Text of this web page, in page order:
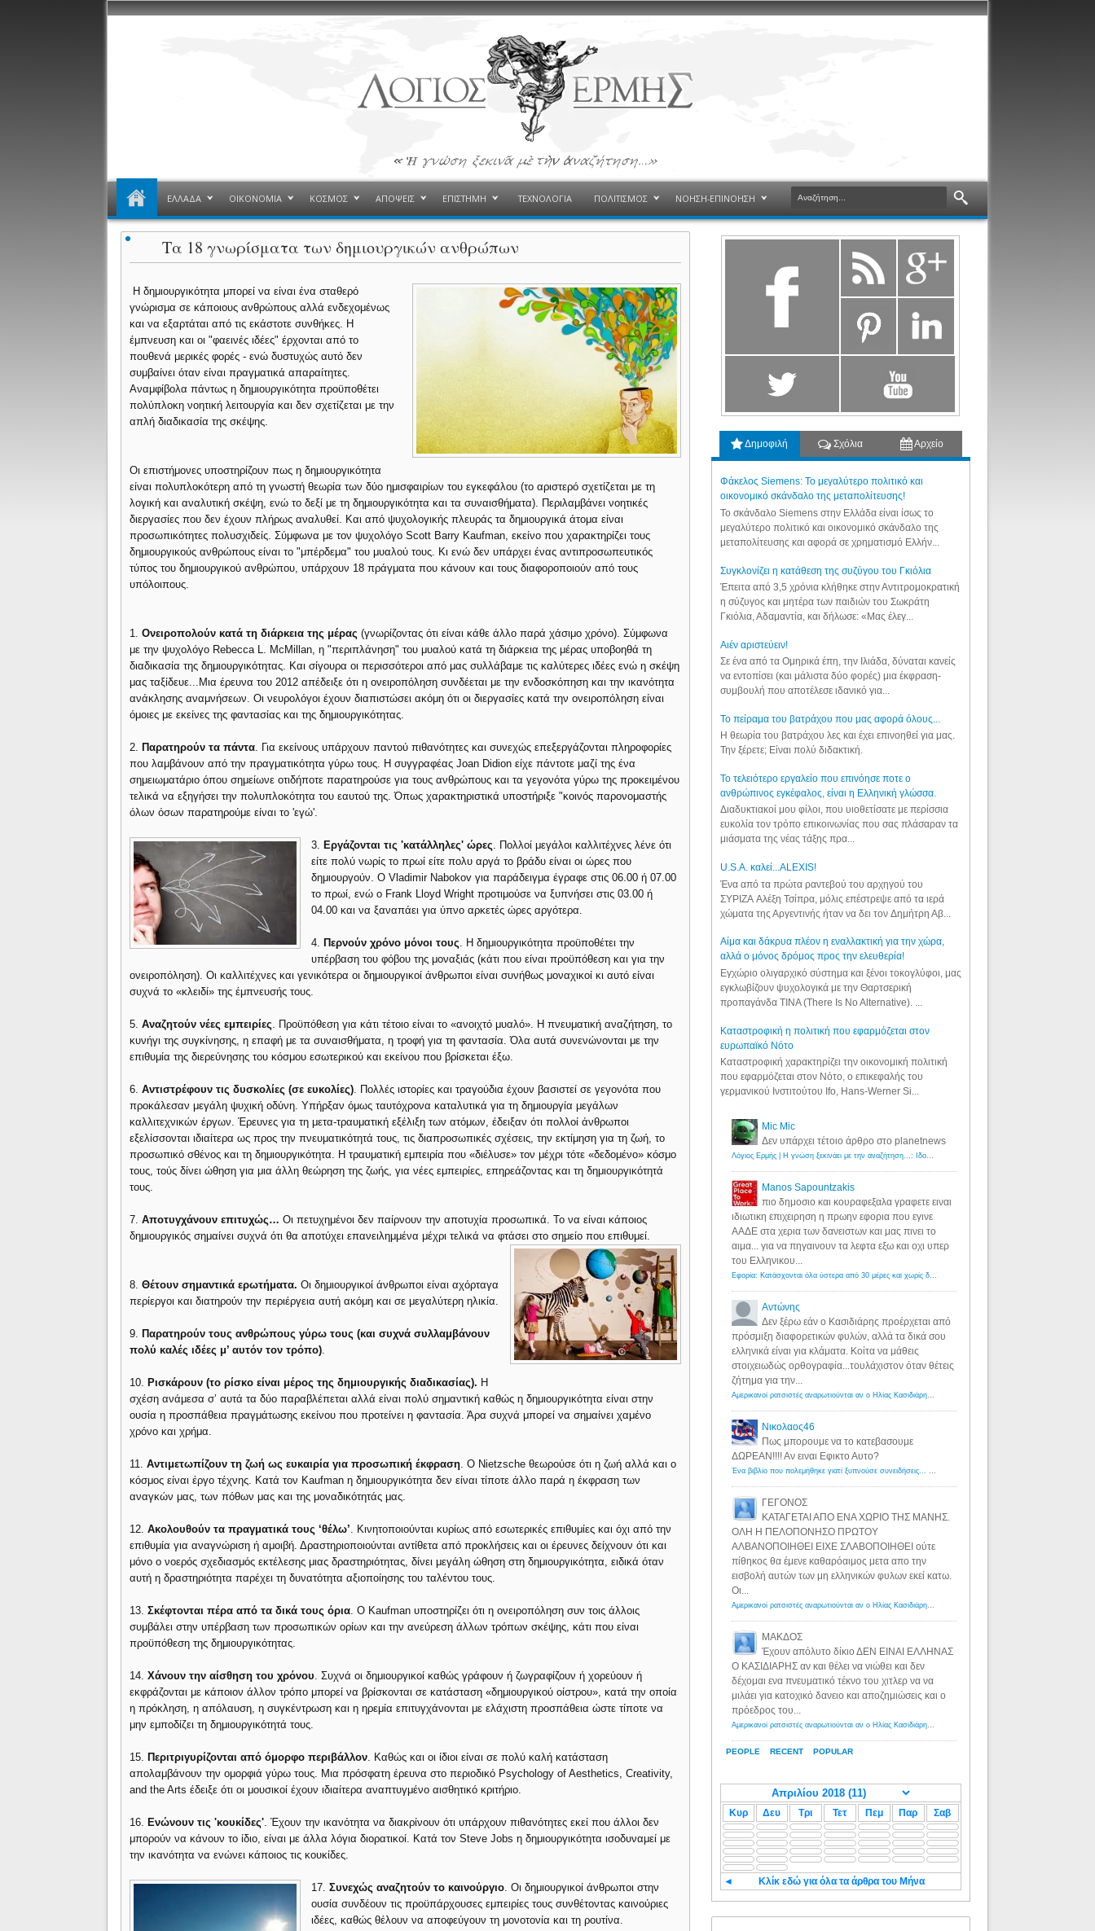
ΕΛΛΑΔΑ ΟΙΚΟΝΟΜΙΑ ΚΟΣΜΟΣ ΑΠΟΨΕΙΣ ΕΠΙΣΤΗΜΗ ΤΕΧΝΟΛΟΓΙΑ ΠΟΛΙΤΙΣΜΟΣ ΝΟΗΣΗ-ΕΠΙΝΟΗΣΗ
Τα 18 γνωρίσματα των δημιουργικών ανθρώπων
Η δημιουργικότητα μπορεί να είναι ένα σταθερό
γνώρισμα σε κάποιους ανθρώπους αλλά ενδεχομένως
και να εξαρτάται από τις εκάστοτε συνθήκες. Η
έμπνευση και οι "φαεινές ιδέες" έρχονται από το
πουθενά μερικές φορές - ενώ δυστυχώς αυτό δεν
συμβαίνει όταν είναι πραγματικά απαραίτητες.
Αναμφίβολα πάντως η δημιουργικότητα προϋποθέτει
πολύπλοκη νοητική λειτουργία και δεν σχετίζεται με την
απλή διαδικασία της σκέψης.
Οι επιστήμονες υποστηρίζουν πως η δημιουργικότητα
είναι πολυπλοκότερη από τη γνωστή θεωρία των δύο ημισφαιρίων του εγκεφάλου (το αριστερό σχετίζεται με τη
λογική και αναλυτική σκέψη, ενώ το δεξί με τη δημιουργικότητα και τα συναισθήματα). Περιλαμβάνει νοητικές
διεργασίες που δεν έχουν πλήρως αναλυθεί. Και από ψυχολογικής πλευράς τα δημιουργικά άτομα είναι
προσωπικότητες πολυσχιδείς. Σύμφωνα με τον ψυχολόγο Scott Barry Kaufman, εκείνο που χαρακτηρίζει τους
δημιουργικούς ανθρώπους είναι το "μπέρδεμα" του μυαλού τους. Κι ενώ δεν υπάρχει ένας αντιπροσωπευτικός
τύπος του δημιουργικού ανθρώπου, υπάρχουν 18 πράγματα που κάνουν και τους διαφοροποιούν από τους
υπόλοιπους.
1.Ονειροπολούν κατά τη διάρκεια της μέρας (γνωρίζοντας ότι είναι κάθε άλλο παρά χάσιμο χρόνο). Σύμφωνα
με την ψυχολόγο Rebecca L. McMillan, η "περιπλάνηση" του μυαλού κατά τη διάρκεια της μέρας υποβοηθά τη
διαδικασία της δημιουργικότητας. Και σίγουρα οι περισσότεροι από μας συλλάβαμε τις καλύτερες ιδέες ενώ η σκέψη
μας ταξίδευε...Μια έρευνα του 2012 απέδειξε ότι η ονειροπόληση συνδέεται με την ενδοσκόπηση και την ικανότητα
ανάκλησης αναμνήσεων. Οι νευρολόγοι έχουν διαπιστώσει ακόμη ότι οι διεργασίες κατά την ονειροπόληση είναι
όμοιες με εκείνες της φαντασίας και της δημιουργικότητας.
2. Παρατηρούν τα πάντα. Για εκείνους υπάρχουν παντού πιθανότητες και συνεχώς επεξεργάζονται πληροφορίες
που λαμβάνουν από την πραγματικότητα γύρω τους. Η συγγραφέας Joan Didion είχε πάντοτε μαζί της ένα
σημειωματάριο όπου σημείωνε οτιδήποτε παρατηρούσε για τους ανθρώπους και τα γεγονότα γύρω της προκειμένου
τελικά να εξηγήσει την πολυπλοκότητα του εαυτού της. Όπως χαρακτηριστικά υποστήριξε "κοινός παρονομαστής
όλων όσων παρατηρούμε είναι το 'εγώ'.
3. Εργάζονται τις 'κατάλληλες' ώρες. Πολλοί μεγάλοι καλλιτέχνες λένε ότι
είτε πολύ νωρίς το πρωί είτε πολυ αργά το βράδυ είναι οι ώρες που
δημιουργούν. Ο Vladimir Nabokov για παράδειγμα έγραφε στις 06.00 ή 07.00
το πρωί, ενώ ο Frank Lloyd Wright προτιμούσε να ξυπνήσει στις 03.00 ή
04.00 και να ξαναπάει για ύπνο αρκετές ώρες αργότερα.
4. Περνούν χρόνο μόνοι τους. Η δημιουργικότητα προϋποθέτει την
υπέρβαση του φόβου της μοναξιάς (κάτι που είναι προϋπόθεση και για την
ονειροπόληση). Οι καλλιτέχνες και γενικότερα οι δημιουργικοί άνθρωποι είναι συνήθως μοναχικοί κι αυτό είναι
συχνά το «κλειδί» της έμπνευσής τους.
5.Αναζητούν νέες εμπειρίες. Προϋπόθεση για κάτι τέτοιο είναι το «ανοιχτό μυαλό». Η πνευματική αναζήτηση, το
κυνήγι της συγκίνησης, η επαφή με τα συναισθήματα, η τροφή για τη φαντασία. Όλα αυτά συνενώνονται με την
επιθυμία της διερεύνησης του κόσμου εσωτερικού και εκείνου που βρίσκεται έξω.
6. Αντιστρέφουν τις δυσκολίες (σε ευκολίες). Πολλές ιστορίες και τραγούδια έχουν βασιστεί σε γεγονότα που
προκάλεσαν μεγάλη ψυχική οδύνη. Υπήρξαν όμως ταυτόχρονα καταλυτικά για τη δημιουργία μεγάλων
καλλιτεχνικών έργων. Έρευνες για τη μετα-τραυματική εξέλιξη των ατόμων, έδειξαν ότι πολλοί άνθρωποι
εξελίσσονται ιδιαίτερα ως προς την πνευματικότητά τους, τις διαπροσωπικές σχέσεις, την εκτίμηση για τη ζωή, το
προσωπικό σθένος και τη δημιουργικότητα. Η τραυματική εμπειρία που «διέλυσε» τον μέχρι τότε «δεδομένο» κόσμο
τους, τούς δίνει ώθηση για μια άλλη θεώρηση της ζωής, για νέες εμπειρίες, επηρεάζοντας και τη δημιουργικότητά
τους.
7.Αποτυγχάνουν επιτυχώς… Οι πετυχημένοι δεν παίρνουν την αποτυχία προσωπικά. Το να είναι κάποιος
δημιουργικός σημαίνει συχνά ότι θα αποτύχει επανειλημμένα μέχρι τελικά να φτάσει στο σημείο που επιθυμεί.
8.Θέτουν σημαντικά ερωτήματα. Οι δημιουργικοί άνθρωποι είναι αχόρταγα
περίεργοι και διατηρούν την περιέργεια αυτή ακόμη και σε μεγαλύτερη ηλικία.
9. Παρατηρούν τους ανθρώπους γύρω τους (και συχνά συλλαμβάνουν
πολύ καλές ιδέες μ’ αυτόν τον τρόπο).
10. Ρισκάρουν (το ρίσκο είναι μέρος της δημιουργικής διαδικασίας). Η
σχέση ανάμεσα σ’ αυτά τα δύο παραβλέπεται αλλά είναι πολύ σημαντική καθώς η δημιουργικότητα είναι στην
ουσία η προσπάθεια πραγμάτωσης εκείνου που προτείνει η φαντασία. Άρα συχνά μπορεί να σημαίνει χαμένο
χρόνο και χρήμα.
11.Αντιμετωπίζουν τη ζωή ως ευκαιρία για προσωπική έκφραση. Ο Nietzsche θεωρούσε ότι η ζωή αλλά και ο
κόσμος είναι έργο τέχνης. Κατά τον Kaufman η δημιουργικότητα δεν είναι τίποτε άλλο παρά η έκφραση των
αναγκών μας, των πόθων μας και της μοναδικότητάς μας.
12.Ακολουθούν τα πραγματικά τους ‘θέλω’. Κινητοποιούνται κυρίως από εσωτερικές επιθυμίες και όχι από την
επιθυμία για αναγνώριση ή αμοιβή. Δραστηριοποιούνται αντίθετα από προκλήσεις και οι έρευνες δείχνουν ότι και
μόνο ο νοερός σχεδιασμός εκτέλεσης μιας δραστηριότητας, δίνει μεγάλη ώθηση στη δημιουργικότητα, ειδικά όταν
αυτή η δραστηριότητα παρέχει τη δυνατότητα αξιοποίησης του ταλέντου τους.
13.Σκέφτονται πέρα από τα δικά τους όρια. Ο Kaufman υποστηρίζει ότι η ονειροπόληση συν τοις άλλοις
συμβάλει στην υπέρβαση των προσωπικών ορίων και την ανεύρεση άλλων τρόπων σκέψης, κάτι που είναι
προϋπόθεση της δημιουργικότητας.
14.Χάνουν την αίσθηση του χρόνου. Συχνά οι δημιουργικοί καθώς γράφουν ή ζωγραφίζουν ή χορεύουν ή
εκφράζονται με κάποιον άλλον τρόπο μπορεί να βρίσκονται σε κατάσταση «δημιουργικού οίστρου», κατά την οποία
η πρόκληση, η απόλαυση, η συγκέντρωση και η ηρεμία επιτυγχάνονται με ελάχιστη προσπάθεια ώστε τίποτε να
μην εμποδίζει τη δημιουργικότητά τους.
15. Περιτριγυρίζονται από όμορφο περιβάλλον. Καθώς και οι ίδιοι είναι σε πολύ καλή κατάσταση
απολαμβάνουν την ομορφιά γύρω τους. Μια πρόσφατη έρευνα στο περιοδικό Psychology of Aesthetics, Creativity,
and the Arts έδειξε ότι οι μουσικοί έχουν ιδιαίτερα αναπτυγμένο αισθητικό κριτήριο.
16. Ενώνουν τις 'κουκίδες'. Έχουν την ικανότητα να διακρίνουν ότι υπάρχουν πιθανότητες εκεί που άλλοι δεν
μπορούν να κάνουν το ίδιο, είναι με άλλα λόγια διορατικοί. Κατά τον Steve Jobs η δημιουργικότητα ισοδυναμεί με
την ικανότητα να ενώνει κάποιος τις κουκίδες.
17.Συνεχώς αναζητούν το καινούργιο. Οι δημιουργικοί άνθρωποι στην
ουσία συνδέουν τις προϋπάρχουσες εμπειρίες τους συνθέτοντας καινούριες
ιδέες, καθώς θέλουν να αποφεύγουν τη μονοτονία και τη ρουτίνα.
Δημοφιλή Σχόλια Αρχείο
Φάκελος Siemens: Το μεγαλύτερο πολιτικό και
οικονομικό σκάνδαλο της μεταπολίτευσης!
Το σκάνδαλο Siemens στην Ελλάδα είναι ίσως το
μεγαλύτερο πολιτικό και οικονομικό σκάνδαλο της
μεταπολίτευσης και αφορά σε χρηματισμό Ελλήν...
Συγκλονίζει η κατάθεση της συζύγου του Γκιόλια
Έπειτα από 3,5 χρόνια κλήθηκε στην Αντιτρομοκρατική
η σύζυγος και μητέρα των παιδιών του Σωκράτη
Γκιόλια, Αδαμαντία, και δήλωσε: «Μας έλεγ...
Aιέν αριστεύειν!
Σε ένα από τα Ομηρικά έπη, την Ιλιάδα, δύναται κανείς
να εντοπίσει (και μάλιστα δύο φορές) μια έκφραση-
συμβουλή που αποτέλεσε ιδανικό για...
Το πείραμα του βατράχου που μας αφορά όλους...
Η θεωρία του βατράχου λες και έχει επινοηθεί για μας.
Την ξέρετε; Είναι πολύ διδακτική.
Το τελειότερο εργαλείο που επινόησε ποτε ο
ανθρώπινος εγκέφαλος, είναι η Ελληνική γλώσσα.
Διαδυκτιακοί μου φίλοι, που υιοθετίσατε με περίσσια
ευκολία τον τρόπο επικοινωνίας που σας πλάσαραν τα
μιάσματα της νέας τάξης πρα...
U.S.A. καλεί...ALEXIS!
Ένα από τα πρώτα ραντεβού του αρχηγού του
ΣΥΡΙΖΑ Αλέξη Τσίπρα, μόλις επέστρεψε από τα ιερά
χώματα της Αργεντινής ήταν να δει τον Δημήτρη Αβ...
Αίμα και δάκρυα πλέον η εναλλακτική για την χώρα,
αλλά ο μόνος δρόμος προς την ελευθερία!
Εγχώριο ολιγαρχικό σύστημα και ξένοι τοκογλύφοι, μας
εγκλωβίζουν ψυχολογικά με την Θαρτσερική
προπαγάνδα TINA (There Is No Alternative). ...
Καταστροφική η πολιτική που εφαρμόζεται στον
ευρωπαϊκό Νότο
Καταστροφική χαρακτηρίζει την οικονομική πολιτική
που εφαρμόζεται στον Νότο, ο επικεφαλής του
γερμανικού Ινστιτούτου Ifo, Hans-Werner Si...
PEOPLE RECENT POPULAR
Mic Mic
Δεν υπάρχει τέτοιο άρθρο στο planetnews
Λόγιος Ερμής | Η γνώση ξεκινάει με την αναζήτηση...: Ιδού οι 18 που χρωστούν 11 δις ευρώ!
Manos Sapountzakis
πιο δημοσιο και κουραφεξαλα γραφετε ειναι
ιδιωτικη επιχειρηση η πρωην εφορια που εγινε
ΑΑΔΕ στα χερια των δανειστων και μας πινει το
αιμα... για να πηγαινουν τα λεφτα εξω και οχι υπερ
του Ελληνικου...
Εφορία: Κατάσχονται όλα ύστερα από 30 μέρες και χωρίς δικαστικές αποφάσεις - Λόγιος Ερμής
Αντώνης
Δεν ξέρω εάν ο Κασιδιάρης προέρχεται από
πρόσμιξη διαφορετικών φυλών, αλλά τα δικά σου
ελληνικά είναι για κλάματα. Κοίτα να μάθεις
στοιχειωδώς ορθογραφία...τουλάχιστον όταν θέτεις
ζήτημα για την...
Αμερικανοί ρατσιστές αναρωτιούνται αν ο Ηλίας Κασιδιάρης ανήκει στη λευκή φυλή... - Λόγιος Ερμής
Νικολαος46
Πως μπορουμε να το κατεβασουμε
ΔΩΡΕΑΝ!!!! Αν ειναι Εφικτο Αυτο?
Ένα βιβλίο που πολεμήθηκε γιατί ξυπνούσε συνειδήσεις... - Λόγιος Ερμής | Η γνώση ξεκινάει με την αναζήτηση...
ΓΕΓΟΝΟΣ
ΚΑΤΑΓΕΤΑΙ ΑΠΟ ΕΝΑ ΧΩΡΙΟ ΤΗΣ ΜΑΝΗΣ.
ΟΛΗ Η ΠΕΛΟΠΟΝΗΣΟ ΠΡΩΤΟΥ
ΑΛΒΑΝΟΠΟΙΗΘΕΙ ΕΙΧΕ ΣΛΑΒΟΠΟΙΗΘΕΙ ούτε
πίθηκος θα έμενε καθαρόαιμος μετα απο την
εισβολή αυτών των μη ελληνικών φυλων εκεί κατω.
Οι...
Αμερικανοί ρατσιστές αναρωτιούνται αν ο Ηλίας Κασιδιάρης ανήκει στη λευκή φυλή... - Λόγιος Ερμής
ΜΑΚΔΟΣ
Έχουν απόλυτο δίκιο ΔΕΝ ΕΙΝΑΙ ΕΛΛΗΝΑΣ
Ο ΚΑΣΙΔΙΑΡΗΣ αν και θέλει να νιώθει και δεν
δέχομαι ενα πνευματικό τέκνο του χιτλερ να να
μιλάει για κατοχικό δανειο και αποζημιώσεις και ο
πρόεδρος του...
Αμερικανοί ρατσιστές αναρωτιούνται αν ο Ηλίας Κασιδιάρης ανήκει στη λευκή φυλή... - Λόγιος Ερμής
Κυρ Δευ Τρι Τετ Πεμ Παρ Σαβ
◄ Κλίκ εδώ για όλα τα άρθρα του Μήνα